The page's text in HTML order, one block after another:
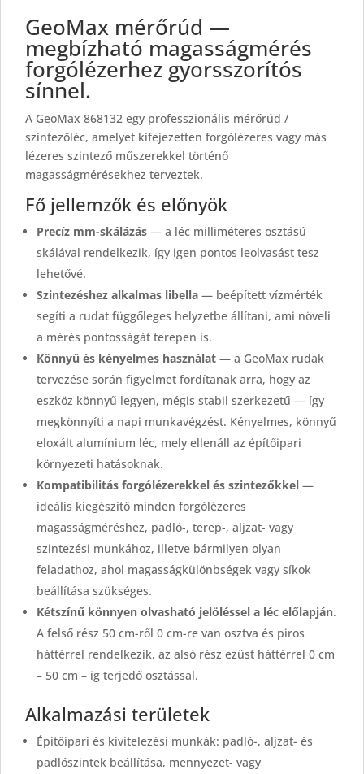
GeoMax mérőrúd —
megbízható magasságmérés
forgólézerhez gyorsszorítós
sínnel.
A GeoMax 868132 egy professzionális mérőrúd /
szintezőléc, amelyet kifejezetten forgólézeres vagy más
lézeres szintező műszerekkel történő
magasságmérésekhez terveztek.
Fő jellemzők és előnyök
Precíz mm-skálázás — a léc milliméteres osztású
skálával rendelkezik, így igen pontos leolvasást tesz
lehetővé.
Szintezéshez alkalmas libella — beépített vízmérték
segíti a rudat függőleges helyzetbe állítani, ami növeli
a mérés pontosságát terepen is.
Könnyű és kényelmes használat — a GeoMax rudak
tervezése során figyelmet fordítanak arra, hogy az
eszköz könnyű legyen, mégis stabil szerkezetű — így
megkönnyíti a napi munkavégzést. Kényelmes, könnyű
eloxált alumínium léc, mely ellenáll az építőipari
környezeti hatásoknak.
Kompatibilitás forgólézerekkel és szintezőkkel —
ideális kiegészítő minden forgólézeres
magasságméréshez, padló-, terep-, aljzat- vagy
szintezési munkához, illetve bármilyen olyan
feladathoz, ahol magasságkülönbségek vagy síkok
beállítása szükséges.
Kétszínű könnyen olvasható jelöléssel a léc előlapján.
A felső rész 50 cm-ről 0 cm-re van osztva és piros
háttérrel rendelkezik, az alsó rész ezüst háttérrel 0 cm
– 50 cm – ig terjedő osztással.
Alkalmazási területek
Építőipari és kivitelezési munkák: padló-, aljzat- és
padlószintek beállítása, mennyezet- vagy